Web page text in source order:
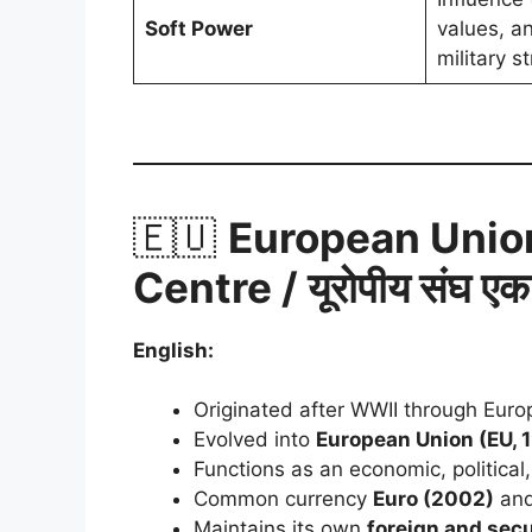
Soft Power
values,
military
🇪🇺 European
Centre / यूरोपीय संघ
English:
Originated after WWII through
Evolved into European Union
Functions as an economic,
Common currency Euro (2002)